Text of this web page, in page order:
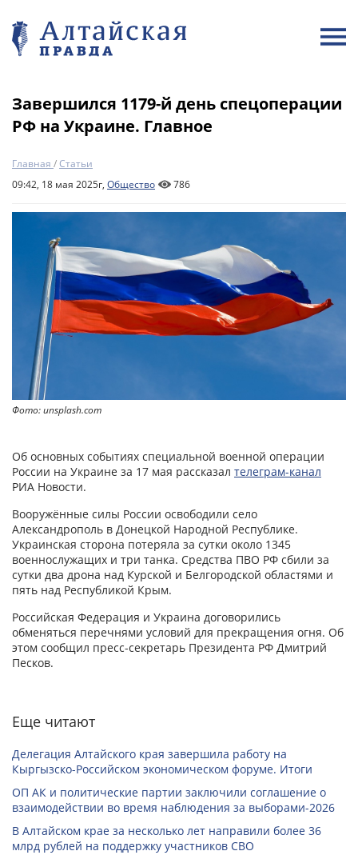
Завершился 1179-й день спецоперации
РФ на Украине. Главное
Главная /Статьи
09:42, 18 мая 2025г, Общество 786
Фото: unsplash.com
Об основных событиях специальной военной операции
России на Украине за 17 мая рассказал телеграм-канал
РИА Новости.
Вооружённые силы России освободили село
Александрополь в Донецкой Народной Республике.
Украинская сторона потеряла за сутки около 1345
военнослужащих и три танка. Средства ПВО РФ сбили за
сутки два дрона над Курской и Белгородской областями и
пять над Республикой Крым.
Российская Федерация и Украина договорились
обменяться перечнями условий для прекращения огня. Об
этом сообщил пресс-секретарь Президента РФ Дмитрий
Песков.
Еще читают
Делегация Алтайского края завершила работу на
Кыргызско-Российском экономическом форуме. Итоги
ОП АК и политические партии заключили соглашение о
взаимодействии во время наблюдения за выборами-2026
В Алтайском крае за несколько лет направили более 36
млрд рублей на поддержку участников СВО